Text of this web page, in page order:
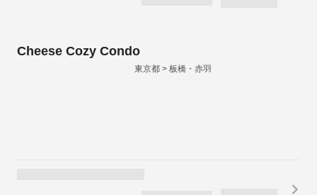
Cheese Cozy Condo
東京都 > 板橋・赤羽